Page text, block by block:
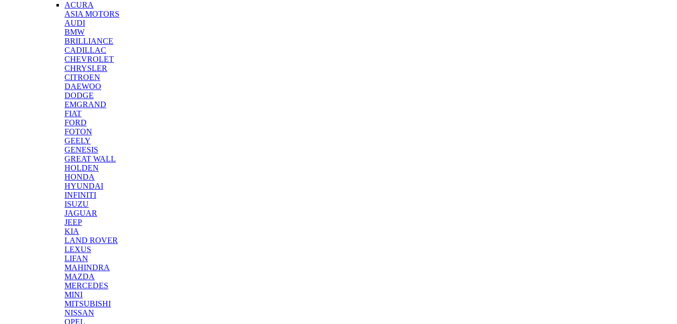
ACURA
ASIA MOTORS
AUDI
BMW
BRILLIANCE
CADILLAC
CHEVROLET
CHRYSLER
CITROEN
DAEWOO
DODGE
EMGRAND
FIAT
FORD
FOTON
GEELY
GENESIS
GREAT WALL
HOLDEN
HONDA
HYUNDAI
INFINITI
ISUZU
JAGUAR
JEEP
KIA
LAND ROVER
LEXUS
LIFAN
MAHINDRA
MAZDA
MERCEDES
MINI
MITSUBISHI
NISSAN
OPEL